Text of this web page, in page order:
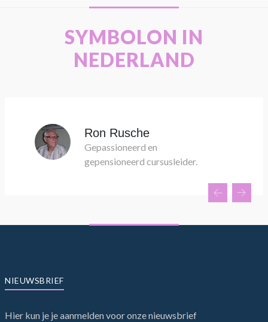
SYMBOLON IN
NEDERLAND
Ron Rusche
Gepassioneerd en
gepensioneerd cursusleider.
NIEUWSBRIEF
Hier kun je je aanmelden voor onze nieuwsbrief